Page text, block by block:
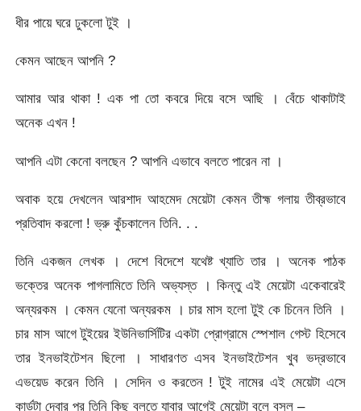
ধীর পায়ে ঘরে ঢুকলো টুই ।
কেমন আছেন আপনি ?
আমার আর থাকা ! এক পা তো কবরে দিয়ে বসে আছি । বেঁচে থাকাটাই
অনেক এখন !
আপনি এটা কেনো বলছেন ? আপনি এভাবে বলতে পারেন না ।
অবাক হয়ে দেখলেন আরশাদ আহমেদ মেয়েটা কেমন তীহ্ম গলায় তীব্রভাবে
প্রতিবাদ করলো ! ভ্রু কুঁচকালেন তিনি. . .
তিনি একজন লেখক । দেশে বিদেশে যথেষ্ট খ্যাতি তার । অনেক পাঠক
ভক্তের অনেক পাগলামিতে তিনি অভ্যস্ত । কিন্তু এই মেয়েটা একেবারেই
অন্যরকম । কেমন যেনো অন্যরকম । চার মাস হলো টুই কে চিনেন তিনি ।
চার মাস আগে টুইয়ের ইউনিভার্সিটির একটা প্রোগ্রামে স্পেশাল গেস্ট হিসেবে
তার ইনভাইটেশন ছিলো । সাধারণত এসব ইনভাইটেশন খুব ভদ্রভাবে
এভয়েড করেন তিনি । সেদিন ও করতেন ! টুই নামের এই মেয়েটা এসে
কার্ডটা দেবার পর তিনি কিছু বলতে যাবার আগেই মেয়েটা বলে বসল –